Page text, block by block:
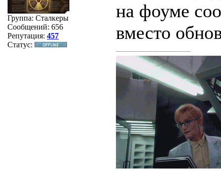
Группа: Сталкеры
Сообщений: 656
Репутация: 457
Статус:
на фоуме
вместо